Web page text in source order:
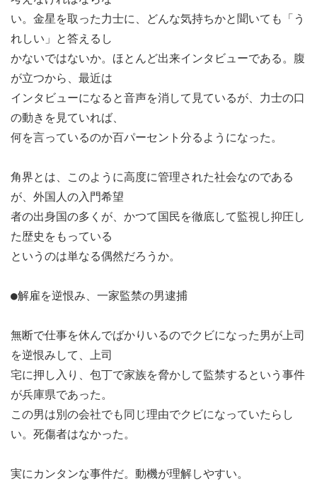
い。金星を取った力士に、どんな気持ちかと聞いても「う
れしい」と答えるし
かないではないか。ほとんど出来インタビューである。腹
が立つから、最近は
インタビューになると音声を消して見ているが、力士の口
の動きを見ていれば、
何を言っているのか百パーセント分るようになった。
角界とは、このように高度に管理された社会なのである
が、外国人の入門希望
者の出身国の多くが、かつて国民を徹底して監視し抑圧し
た歴史をもっている
というのは単なる偶然だろうか。
●解雇を逆恨み、一家監禁の男逮捕
無断で仕事を休んでばかりいるのでクビになった男が上司
を逆恨みして、上司
宅に押し入り、包丁で家族を脅かして監禁するという事件
が兵庫県であった。
この男は別の会社でも同じ理由でクビになっていたらし
い。死傷者はなかった。
実にカンタンな事件だ。動機が理解しやすい。